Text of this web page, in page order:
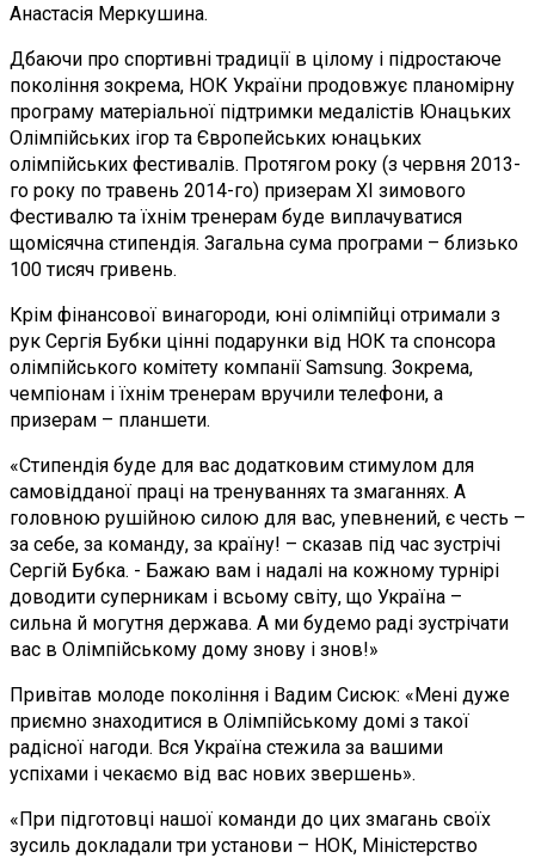
Анастасія Меркушина.
Дбаючи про спортивні традиції в цілому і підростаюче
покоління зокрема, НОК України продовжує планомірну
програму матеріальної підтримки медалістів Юнацьких
Олімпійських ігор та Європейських юнацьких
олімпійських фестивалів. Протягом року (з червня 2013-
го року по травень 2014-го) призерам ХІ зимового
Фестивалю та їхнім тренерам буде виплачуватися
щомісячна стипендія. Загальна сума програми – близько
100 тисяч гривень.
Крім фінансової винагороди, юні олімпійці отримали з
рук Сергія Бубки цінні подарунки від НОК та спонсора
олімпійського комітету компанії Samsung. Зокрема,
чемпіонам і їхнім тренерам вручили телефони, а
призерам – планшети.
«Стипендія буде для вас додатковим стимулом для
самовідданої праці на тренуваннях та змаганнях. А
головною рушійною силою для вас, упевнений, є честь –
за себе, за команду, за країну! – сказав під час зустрічі
Сергій Бубка. - Бажаю вам і надалі на кожному турнірі
доводити суперникам і всьому світу, що Україна –
сильна й могутня держава. А ми будемо раді зустрічати
вас в Олімпійському дому знову і знов!»
Привітав молоде покоління і Вадим Сисюк: «Мені дуже
приємно знаходитися в Олімпійському домі з такої
радісної нагоди. Вся Україна стежила за вашими
успіхами і чекаємо від вас нових звершень».
«При підготовці нашої команди до цих змагань своїх
зусиль докладали три установи – НОК, Міністерство